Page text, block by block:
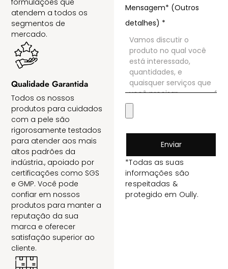
formulações que
atendem a todos os
segmentos de
mercado.
Qualidade Garantida
Todos os nossos
produtos para cuidados
com a pele são
rigorosamente testados
para atender aos mais
altos padrões da
indústria., apoiado por
certificações como SGS
e GMP. Você pode
confiar em nossos
produtos para manter a
reputação da sua
marca e oferecer
satisfação superior ao
cliente.
Mensagem* (Outros
detalhes) *
Enviar
*Todas as suas
informações são
respeitadas &
protegido em Oully.